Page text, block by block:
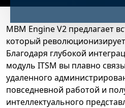
MBM Engine V2 предлагает
который
Благодаря глубокой
модуль ITSM вы плавно
удаленного
повседневной работой и
интеллектуального